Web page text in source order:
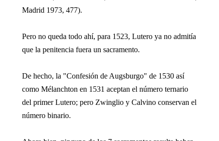
Madrid 1973, 477).
Pero no queda todo ahí, para 1523, Lutero ya no admitía
que la penitencia fuera un sacramento.
De hecho, la "Confesión de Augsburgo" de 1530 así
como Mélanchton en 1531 aceptan el número ternario
del primer Lutero; pero Zwinglio y Calvino conservan el
número binario.